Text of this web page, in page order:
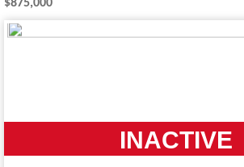
$875,000
INACTIVE